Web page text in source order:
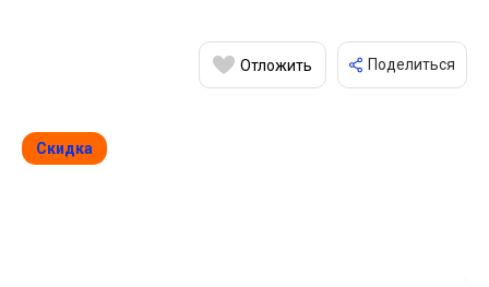
Отложить Поделиться
Скидка